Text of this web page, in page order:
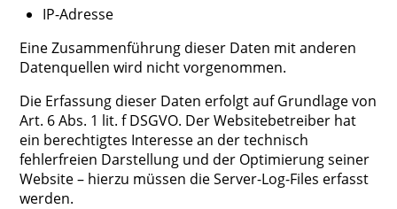
IP-Adresse
Eine Zusammenführung dieser Daten mit anderen
Datenquellen wird nicht vorgenommen.
Die Erfassung dieser Daten erfolgt auf Grundlage von
Art. 6 Abs. 1 lit. f DSGVO. Der Websitebetreiber hat
ein berechtigtes Interesse an der technisch
fehlerfreien Darstellung und der Optimierung seiner
Website – hierzu müssen die Server-Log-Files erfasst
werden.